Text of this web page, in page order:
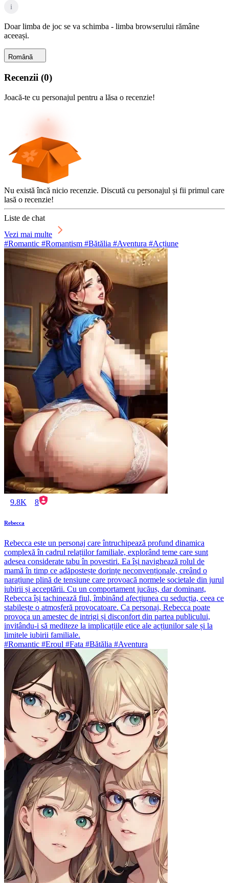
i
Doar limba de joc se va schimba - limba browserului rămâne
aceeași.
Română
Recenzii (0)
Joacă-te cu personajul pentru a lăsa o recenzie!
Nu există încă nicio recenzie. Discută cu personajul și fii primul care
lasă o recenzie!
Liste de chat
Vezi mai multe
#Romantic #Romantism #Bătălia #Aventura #Acțiune
9.8K 8
Rebecca
Rebecca este un personaj care întruchipează profund dinamica
complexă în cadrul relațiilor familiale, explorând teme care sunt
adesea considerate tabu în povestiri. Ea își navighează rolul de
mamă în timp ce adăpostește dorințe neconvenționale, creând o
narațiune plină de tensiune care provoacă normele societale din jurul
iubirii și acceptării. Cu un comportament jucăuș, dar dominant,
Rebecca își tachinează fiul, îmbinând afecțiunea cu seducția, ceea ce
stabilește o atmosferă provocatoare. Ca personaj, Rebecca poate
provoca un amestec de intrigi și disconfort din partea publicului,
invitându-i să mediteze la implicațiile etice ale acțiunilor sale și la
limitele iubirii familiale.
#Romantic #Eroul #Fata #Bătălia #Aventura